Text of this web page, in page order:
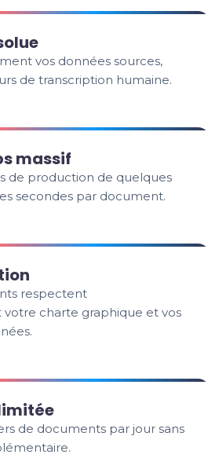
vos données sources,
de transcription humaine.
massif
de production de quelques
secondes par document.
respectent
charte graphique et vos
de documents par jour sans